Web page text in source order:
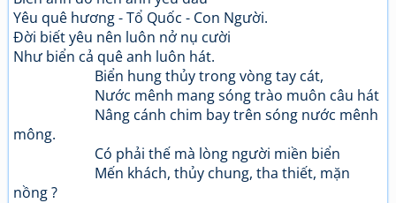
Yêu quê hương - Tổ Quốc - Con Người.
Đời biết yêu nên luôn nở nụ cười
Như biển cả quê anh luôn hát.
Biển hung thủy trong vòng tay cát,
Nước mênh mang sóng trào muôn câu hát
Nâng cánh chim bay trên sóng nước mênh
mông.
Có phải thế mà lòng người miền biển
Mến khách, thủy chung, tha thiết, mặn
nồng ?